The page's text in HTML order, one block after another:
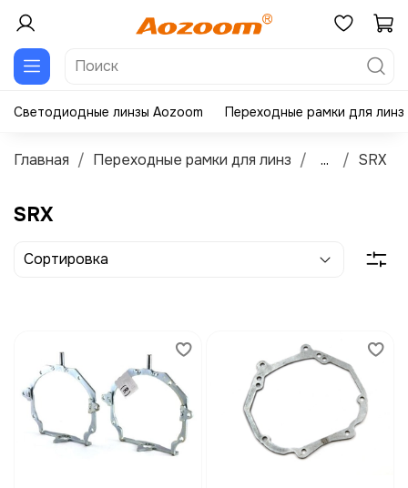
Светодиодные линзы Aozoom Переходные рамки для линз
Главная Переходные рамки для линз ... SRX
SRX